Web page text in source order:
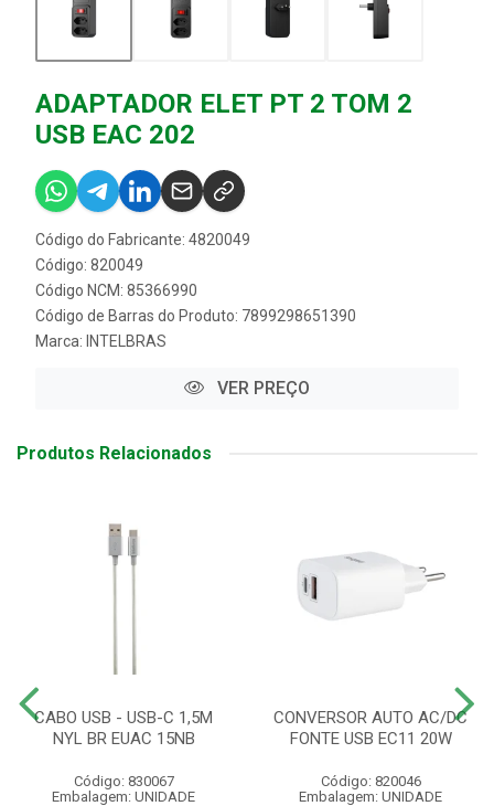
ADAPTADOR ELET PT 2 TOM 2
USB EAC 202
Código do Fabricante: 4820049
Código: 820049
Código NCM: 85366990
Código de Barras do Produto: 7899298651390
Marca: INTELBRAS
VER PREÇO
Produtos Relacionados
CABO USB - USB-C 1,5M
NYL BR EUAC 15NB
Código: 830067
Embalagem: UNIDADE
CONVERSOR AUTO AC/DC
FONTE USB EC11 20W
Código: 820046
Embalagem: UNIDADE